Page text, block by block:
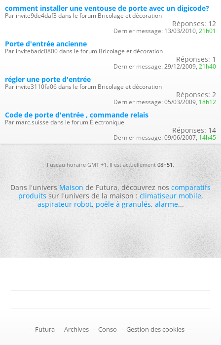
comment installer une ventouse de porte avec un digicode?
Par invite9de4daf3 dans le forum Bricolage et décoration
Réponses: 12
Dernier message: 13/03/2010, 21h01
Porte d'entrée ancienne
Par invite6adc0800 dans le forum Bricolage et décoration
Réponses: 1
Dernier message: 29/12/2009, 21h40
régler une porte d'entrée
Par invite3110fa06 dans le forum Bricolage et décoration
Réponses: 2
Dernier message: 05/03/2009, 18h12
Code de porte d'entrée , commande relais
Par marc.suisse dans le forum Électronique
Réponses: 14
Dernier message: 09/06/2007, 14h45
Fuseau horaire GMT +1. Il est actuellement08h51.
Dans l'universMaisonde Futura, découvrez noscomparatifs
produitssur l'univers de la maison :climatiseur mobile,
aspirateur robot,poêle à granulés,alarme...
- Futura - Archives - Conso - Gestion des cookies -